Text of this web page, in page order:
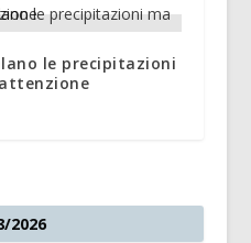
le precipitazioni
2026